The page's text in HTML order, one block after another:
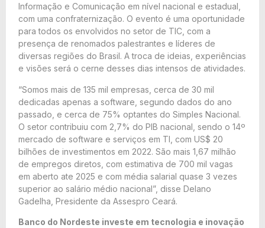
Informação e Comunicação em nível nacional e estadual,
com uma confraternização. O evento é uma oportunidade
para todos os envolvidos no setor de TIC, com a
presença de renomados palestrantes e líderes de
diversas regiões do Brasil. A troca de ideias, experiências
e visões será o cerne desses dias intensos de atividades.
“Somos mais de 135 mil empresas, cerca de 30 mil
dedicadas apenas a software, segundo dados do ano
passado, e cerca de 75% optantes do Simples Nacional.
O setor contribuiu com 2,7% do PIB nacional, sendo o 14º
mercado de software e serviços em TI, com US$ 20
bilhões de investimentos em 2022. São mais 1,67 milhão
de empregos diretos, com estimativa de 700 mil vagas
em aberto ate 2025 e com média salarial quase 3 vezes
superior ao salário médio nacional”, disse Delano
Gadelha, Presidente da Assespro Ceará.
Banco do Nordeste investe em tecnologia e inovação